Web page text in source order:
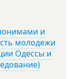
и
молодежи
Одессы и